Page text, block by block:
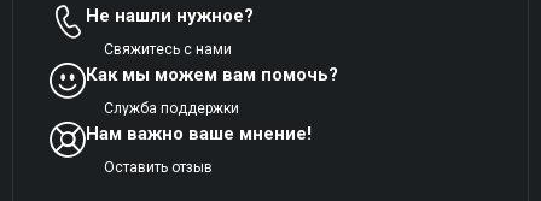
Не нашли нужное?
Свяжитесь с нами
Как мы можем вам помочь?
Служба поддержки
Нам важно ваше мнение!
Оставить отзыв